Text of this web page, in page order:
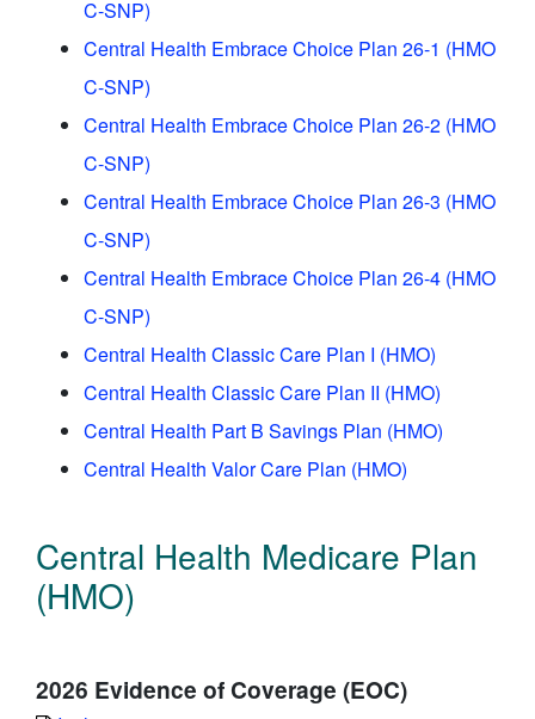
C-SNP)
Central Health Embrace Choice Plan 26-1 (HMO
C-SNP)
Central Health Embrace Choice Plan 26-2 (HMO
C-SNP)
Central Health Embrace Choice Plan 26-3 (HMO
C-SNP)
Central Health Embrace Choice Plan 26-4 (HMO
C-SNP)
Central Health Classic Care Plan I (HMO)
Central Health Classic Care Plan II (HMO)
Central Health Part B Savings Plan (HMO)
Central Health Valor Care Plan (HMO)
Central Health Medicare Plan
(HMO)
2026 Evidence of Coverage (EOC)